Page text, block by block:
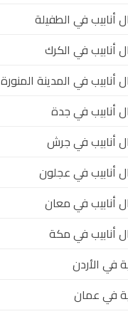
في الطفيلة
أنابيب في الكرك
في المدينة المنورة
أنابيب في جدة
أنابيب في جرش
أنابيب في عجلون
أنابيب في معان
أنابيب في مكة
في الأردن
في عمان